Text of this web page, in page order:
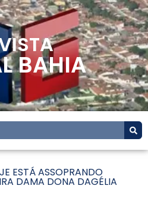
BAHIA
ESTÁ ASSOPRANDO
DAMA DONA DAGÉLIA